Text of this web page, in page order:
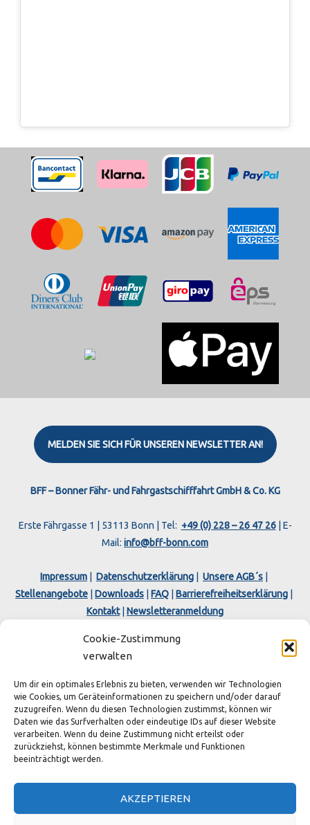
Cookie-Zustimmung
verwalten
Um dir ein optimales Erlebnis zu bieten, verwenden wir Technologien
wie Cookies, um Geräteinformationen zu speichern und/oder darauf
zuzugreifen. Wenn du diesen Technologien zustimmst, können wir
Daten wie das Surfverhalten oder eindeutige IDs auf dieser Website
verarbeiten. Wenn du deine Zustimmung nicht erteilst oder
zurückziehst, können bestimmte Merkmale und Funktionen
beeinträchtigt werden.
AKZEPTIEREN
MELDEN SIE SICH FÜR UNSEREN NEWSLETTER AN!
BFF – Bonner Fähr- und Fahrgastschifffahrt GmbH & Co. KG
Erste Fährgasse 1 | 53113 Bonn | Tel: +49 (0) 228 – 26 47 26| E-
Mail: info@bff-bonn.com
Impressum Datenschutzerklärung Unsere AGB´s
Stellenangebote
Downloads FAQ Barrierefreiheitserklärung
Kontakt| Newsletteranmeldung
Instagram
Facebook
X Threads
Copyright © 2026 BFF - Bonner Fähr- und Fahrgastschifffahrt
GmbH & Co. KG